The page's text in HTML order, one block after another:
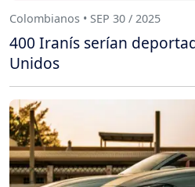
Colombianos • SEP 30 / 2025
400 Iranís serían
Unidos